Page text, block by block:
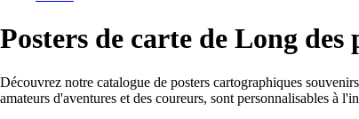
Posters de carte de Long
Découvrez notre catalogue de posters cartographiques
amateurs d'aventures et des coureurs, sont personnalisables à